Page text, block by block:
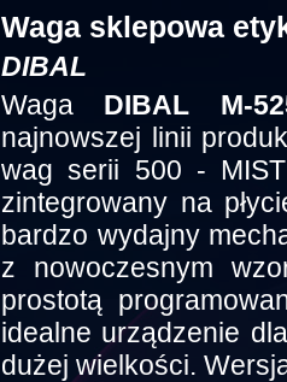
Waga sklepowa
DIBAL
Waga DIBAL M-
najnowszej linii
wag serii 500 -
zintegrowany na
bardzo wydajny
z nowoczesnym
prostotą
idealne urządzenie
dużej wielkości.